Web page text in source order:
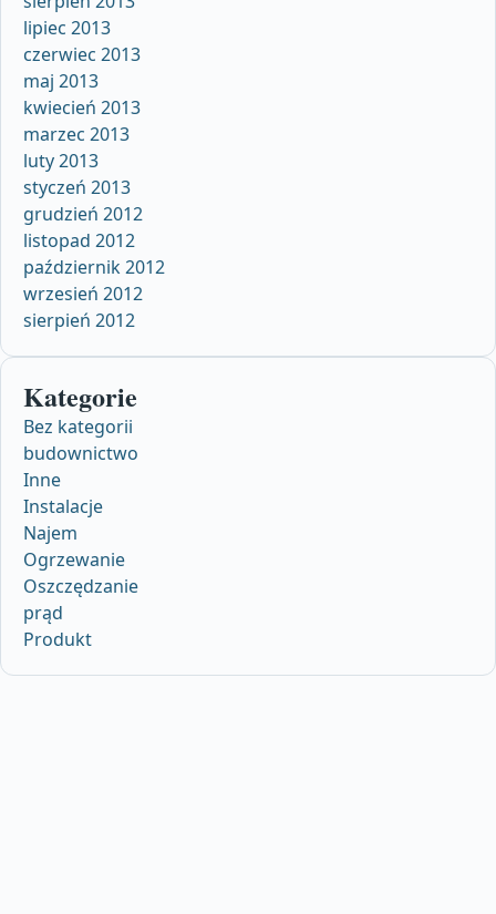
lipiec 2013
czerwiec 2013
maj 2013
kwiecień 2013
marzec 2013
luty 2013
styczeń 2013
grudzień 2012
listopad 2012
październik 2012
wrzesień 2012
sierpień 2012
Kategorie
Bez kategorii
budownictwo
Inne
Instalacje
Najem
Ogrzewanie
Oszczędzanie
prąd
Produkt